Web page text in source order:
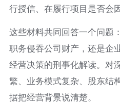
行授信、在履行项目是否会
这些材料共同回答一个问题
职务侵吞公司财产，还是企
经营决策的刑事化解读。对
繁、业务模式复杂、股东结
据把经营背景说清楚。